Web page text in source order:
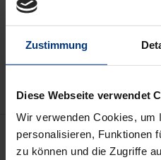
Zustimmung
Diese Webseite verwendet
Wir verwenden Cookies, um
personalisieren, Funktionen
zu können und die Zugriffe
Zur Wunschliste
Hinweise zu Versandkosten
Bibliografische